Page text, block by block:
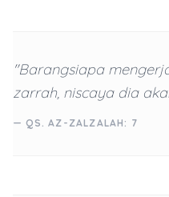
"Barangsiapa
zarrah, niscaya dia
— QS. AZ-ZALZALAH: 7